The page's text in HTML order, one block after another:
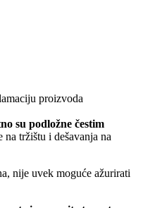
su podložne čestim
na tržištu i dešavanja na
nije uvek moguće ažurirati